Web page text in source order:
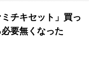
ミチキセット」買っ
要無くなった